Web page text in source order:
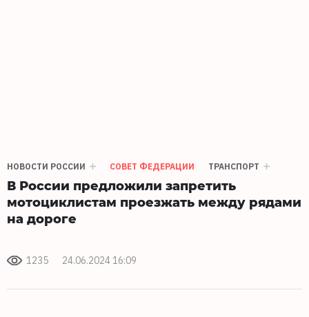
НОВОСТИ РОССИИ СОВЕТ ФЕДЕРАЦИИ ТРАНСПОРТ
В России предложили запретить
мотоциклистам проезжать между рядами
на дороге
1235 24.06.2024 16:09